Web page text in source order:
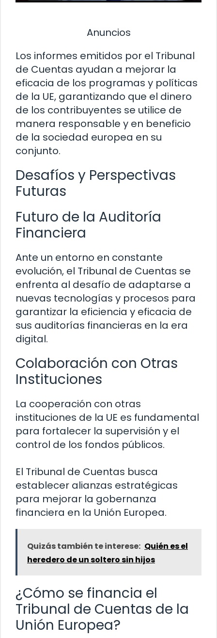
Anuncios
Los informes emitidos por el Tribunal
de Cuentas ayudan a mejorar la
eficacia de los programas y políticas
de la UE, garantizando que el dinero
de los contribuyentes se utilice de
manera responsable y en beneficio
de la sociedad europea en su
conjunto.
Desafíos y Perspectivas
Futuras
Futuro de la Auditoría
Financiera
Ante un entorno en constante
evolución, el Tribunal de Cuentas se
enfrenta al desafío de adaptarse a
nuevas tecnologías y procesos para
garantizar la eficiencia y eficacia de
sus auditorías financieras en la era
digital.
Colaboración con Otras
Instituciones
La cooperación con otras
instituciones de la UE es fundamental
para fortalecer la supervisión y el
control de los fondos públicos.
El Tribunal de Cuentas busca
establecer alianzas estratégicas
para mejorar la gobernanza
financiera en la Unión Europea.
Quizás también te interese: Quién es el
heredero de un soltero sin hijos
¿Cómo se financia el
Tribunal de Cuentas de la
Unión Europea?